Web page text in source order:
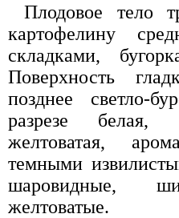
Плодовое тело
картофелину
складками,
Поверхность
позднее светло-
разрезе белая,
желтоватая,
темными
шаровидные,
желтоватые.